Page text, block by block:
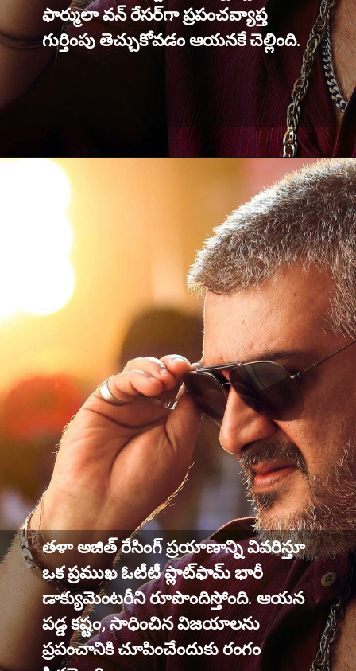
ఫార్ములా వన్ రేసర్‌గా ప్రపంచవ్యాప్త
తళా అజిత్ రేసింగ్ ప్రయాణాన్ని వివరిస్తూ
ఒక ప్రముఖ ఓటీటీ ప్లాట్‌ఫామ్ భారీ
డాక్యుమెంటరీని రూపొందిస్తోంది. ఆయన
పడ్డ కష్టం, సాధించిన విజయాలను
ప్రపంచానికి చూపించేందుకు రంగం